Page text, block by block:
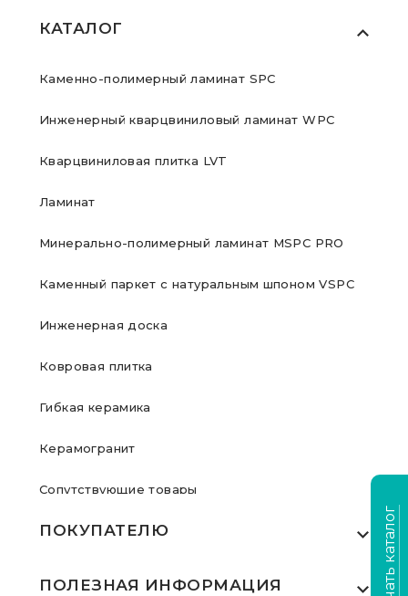
КАТАЛОГ
Каменно-полимерный ламинат SPC
Инженерный кварцвиниловый ламинат WPC
Кварцвиниловая плитка LVT
Ламинат
Минерально-полимерный ламинат MSPC PRO
Каменный паркет с натуральным шпоном VSPC
Инженерная доска
Ковровая плитка
Гибкая керамика
Керамогранит
Сопутствующие товары
ПОКУПАТЕЛЮ
Где купить
ПОЛЕЗНАЯ ИНФОРМАЦИЯ Скачать каталог